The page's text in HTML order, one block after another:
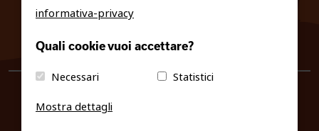
info@fiso.it|fiso@pec-mail.eu
informativa-privacy
Quali cookie vuoi accettare?
Necessari
Statistici
Mostra dettagli